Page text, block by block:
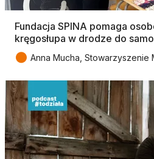
Fundacja SPINA pomaga
kręgosłupa w drodze do
● Anna Mucha, Stowarzyszenie